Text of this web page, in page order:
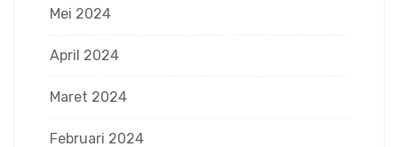
Mei 2024
April 2024
Maret 2024
Februari 2024